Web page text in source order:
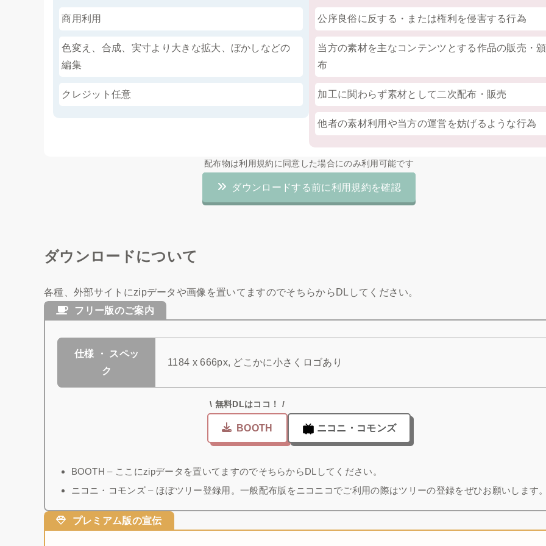
商用利用
色変え、合成、実寸より大きな拡大、ぼかしなどの
編集
クレジット任意
公序良俗に反する・または権利を侵害する行為
当方の素材を主なコンテンツとする作品の販売・頒
布
加工に関わらず素材として二次配布・販売
他者の素材利用や当方の運営を妨げるような行為
配布物は利用規約に同意した場合にのみ利用可能です
ダウンロードする前に利用規約を確認
ダウンロードについて
各種、外部サイトにzipデータや画像を置いてますのでそちらからDLしてください。
フリー版のご案内
仕様 ・ スペッ
ク
1184 x 666px, どこかに小さくロゴあり
\ 無料DLはココ！ /
BOOTH ニコニ・コモンズ
BOOTH – ここにzipデータを置いてますのでそちらからDLしてください。
ニコニ・コモンズ – ほぼツリー登録用。一般配布版をニコニコでご利用の際はツリーの登録をぜひお願いします
プレミアム版の宣伝